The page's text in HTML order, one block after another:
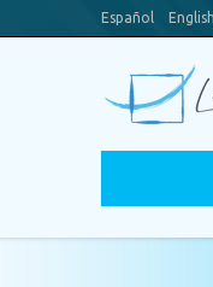
Español English